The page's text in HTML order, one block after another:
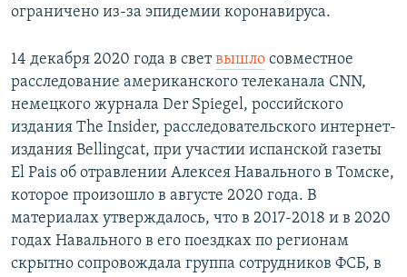
ограничено из-за эпидемии коронавируса.
14 декабря 2020 года в светвышло совместное
расследование американского телеканала CNN,
немецкого журнала Der Spiegel, российского
издания The Insider, расследовательского интернет-
издания Bellingcat, при участии испанской газеты
El Pais об отравлении Алексея Навального в Томске,
которое произошло в августе 2020 года. В
материалах утверждалось, что в 2017-2018 и в 2020
годах Навального в его поездках по регионам
скрытно сопровождала группа сотрудников ФСБ, в